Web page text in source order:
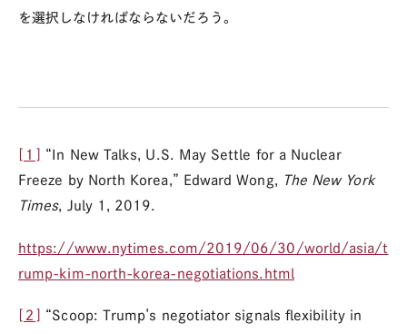
を選択しなければならないだろう。
[１]
“In New Talks, U.S. May Settle for a Nuclear
Freeze by North Korea,” Edward Wong,
The New York
Times, July 1, 2019.
https://www.nytimes.com/2019/06/30/world/asia/t
rump-kim-north-korea-negotiations.html
[２]
“Scoop: Trump’s negotiator signals flexibility in